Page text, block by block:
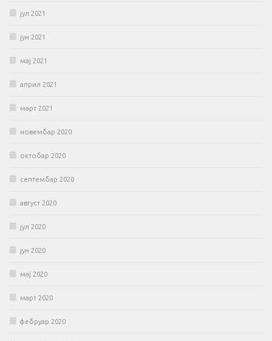
јул 2021
јун 2021
мај 2021
април 2021
март 2021
новембар 2020
октобар 2020
септембар 2020
август 2020
јул 2020
јун 2020
мај 2020
март 2020
фебруар 2020